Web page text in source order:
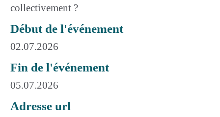
collectivement ?
Début de l'événement
02.07.2026
Fin de l'événement
05.07.2026
Adresse url